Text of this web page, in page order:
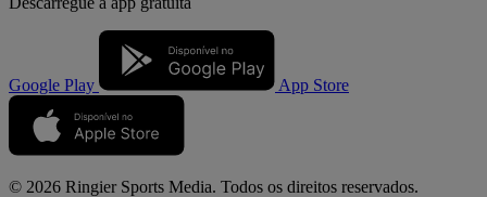
Google Play App Store
© 2026 Ringier Sports Media. Todos os direitos reservados.